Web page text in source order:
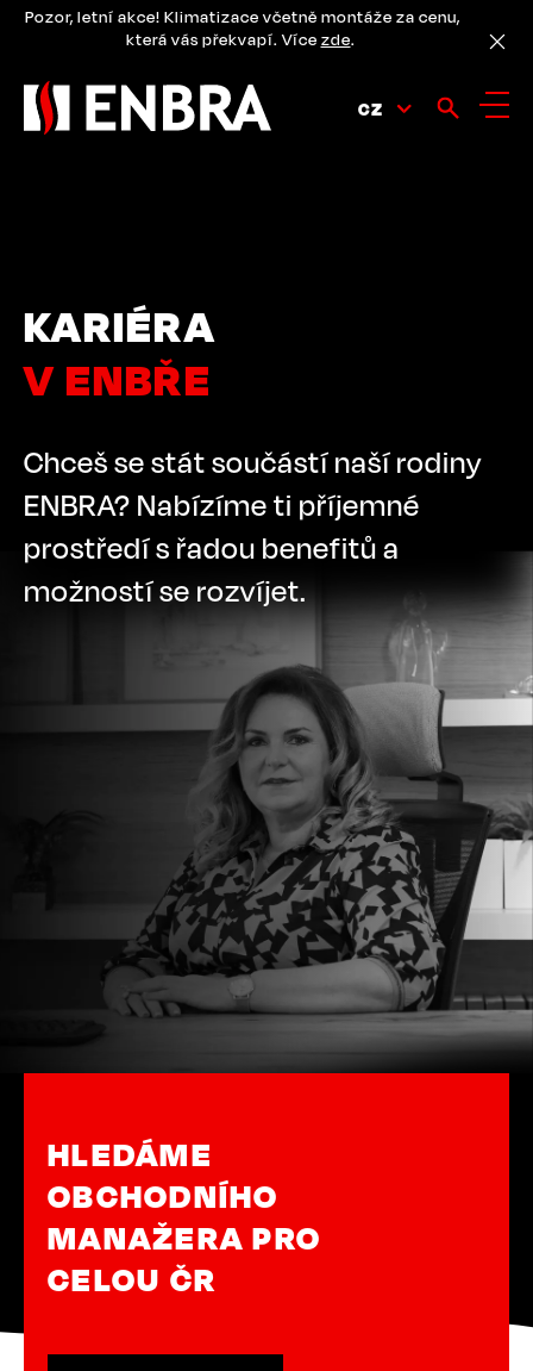
PřejítPozor, letní akce! Klimatizace včetně montáže za cenu,
která vás překvapí. Více zde.
CZ
KARIÉRA
V ENBŘE
Chceš se stát součástí naší rodiny
ENBRA? Nabízíme ti příjemné
prostředí s řadou benefitů a
možností se rozvíjet.
HLEDÁME
OBCHODNÍHO
MANAŽERA PRO
CELOU ČR